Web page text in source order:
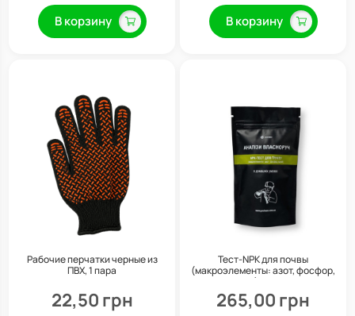
В корзину В корзину
Рабочие перчатки черные из
ПВХ, 1 пара
22,50 грн
Тест-NPK для почвы
(макроэлементы: азот, фосфор,
калий) YOCHEM
265,00 грн